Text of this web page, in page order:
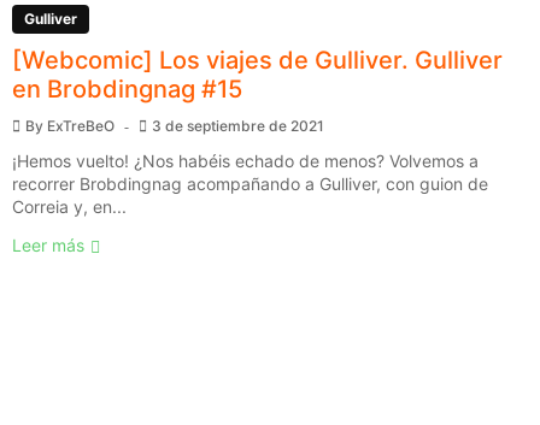
Gulliver
[Webcomic] Los viajes de Gulliver. Gulliver
en Brobdingnag #15
By ExTreBeO 3 de septiembre de 2021
¡Hemos vuelto! ¿Nos habéis echado de menos? Volvemos a
recorrer Brobdingnag acompañando a Gulliver, con guion de
Correia y, en...
Leer más